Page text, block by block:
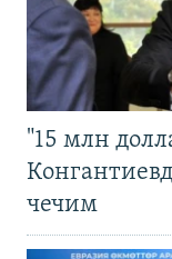
"15 млн
чечим